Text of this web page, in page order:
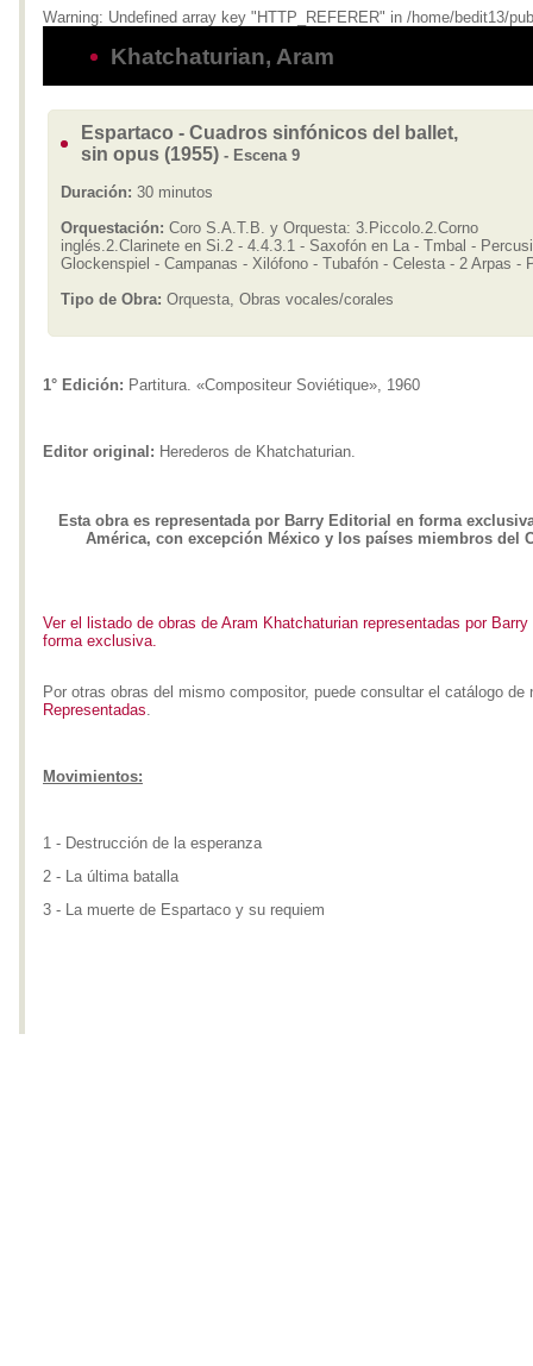
Warning: Undefined array key "HTTP_REFERER" in /home/bedit13/
Khatchaturian, Aram
Espartaco - Cuadros sinfónicos del ballet,
sin opus (1955) - Escena 9
Duración: 30 minutos
Orquestación: Coro S.A.T.B. y Orquesta: 3.Piccolo.2.Corno
inglés.2.Clarinete en Si.2 - 4.4.3.1 - Saxofón en La - Tmbal -
Glockenspiel - Campanas - Xilófono - Tubafón - Celesta - 2 Arpas -
Tipo de Obra: Orquesta, Obras vocales/corales
1° Edición: Partitura. «Compositeur Soviétique», 1960
Editor original: Herederos de Khatchaturian.
Esta obra es representada por Barry Editorial en forma
América, con excepción México y los países miembros del
Ver el listado de obras de Aram Khatchaturian representadas por
forma exclusiva.
Por otras obras del mismo compositor, puede consultar el catálogo de
Representadas.
Movimientos:
1 - Destrucción de la esperanza
2 - La última batalla
3 - La muerte de Espartaco y su requiem